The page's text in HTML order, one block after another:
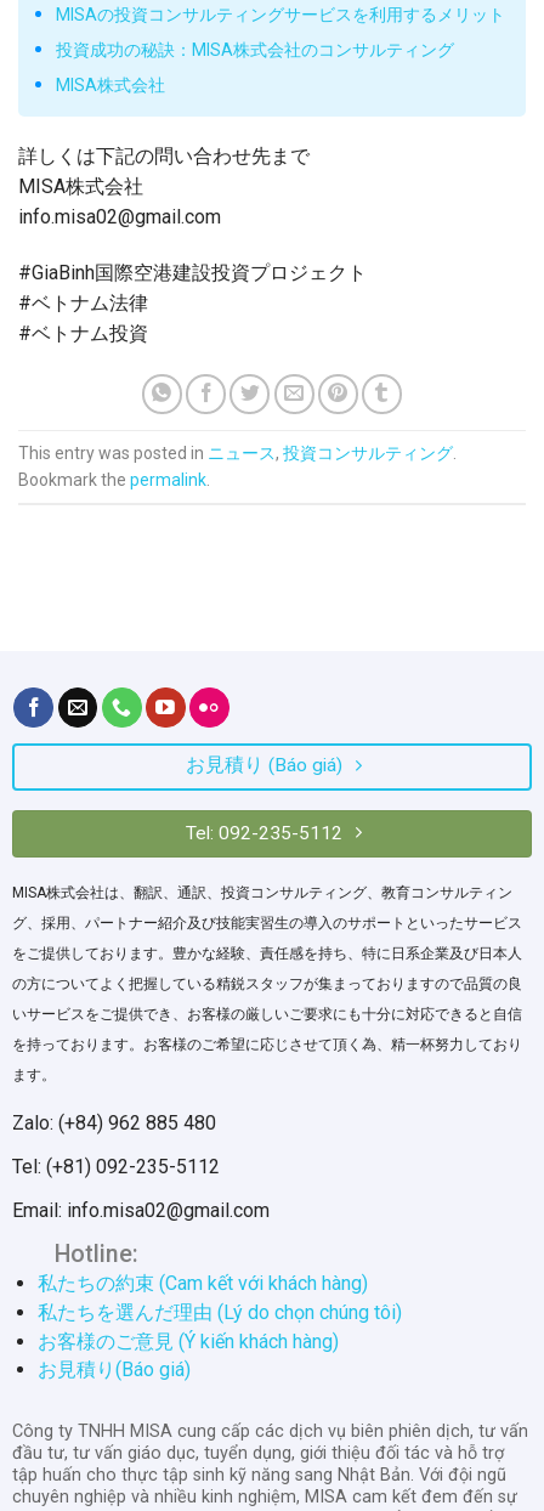
MISAの投資コンサルティングサービスを利用するメリット
投資成功の秘訣：MISA株式会社のコンサルティング
MISA株式会社
詳しくは下記の問い合わせ先まで
MISA株式会社
info.misa02@gmail.com
#GiaBinh国際空港建設投資プロジェクト
#ベトナム法律
#ベトナム投資
This entry was posted in ニュース, 投資コンサルティング
Bookmark the permalink
お見積り (Báo giá)
Tel: 092-235-5112
MISA株式会社は、翻訳、通訳、投資コンサルティング、教育コンサルティン
グ、採用、パートナー紹介及び技能実習生の導入のサポートといったサービス
をご提供しております。豊かな経験、責任感を持ち、特に日系企業及び日本人
の方についてよく把握している精鋭スタッフが集まっておりますので品質の良
いサービスをご提供でき、お客様の厳しいご要求にも十分に対応できると自信
を持っております。お客様のご希望に応じさせて頂く為、精一杯努力しており
ます。
Zalo: (+84) 962 885 480
Tel: (+81) 092-235-5112
Email: info.misa02@gmail.com
Hotline:
私たちの約束 (Cam kết với khách hàng)
私たちを選んだ理由 (Lý do chọn chúng tôi)
お客様のご意見 (Ý kiến khách hàng)
お見積り(Báo giá)
Công ty TNHH MISA cung cấp các dịch vụ biên phiên dịch, tư vấn
đầu tư, tư vấn giáo dục, tuyển dụng, giới thiệu đối tác và hỗ trợ
tập huấn cho thực tập sinh kỹ năng sang Nhật Bản. Với đội ngũ
chuyên nghiệp và nhiều kinh nghiệm, MISA cam kết đem đến sự